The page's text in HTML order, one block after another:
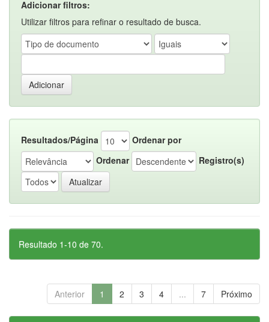
Adicionar filtros:
Utilizar filtros para refinar o resultado de busca.
Resultados/Página
Ordenar por
Ordenar
Registro(s)
Resultado 1-10 de 70.
Anterior 1 2 3 4 ... 7 Próximo